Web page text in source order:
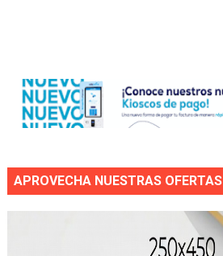
APROVECHA NUESTRAS OFERTAS